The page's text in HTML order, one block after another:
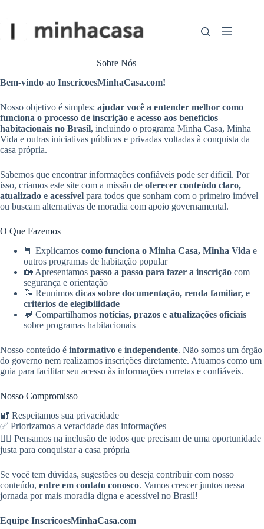
conteúdo
Sobre Nós
Bem-vindo ao InscricoesMinhaCasa.com!
Nosso objetivo é simples: ajudar você a entender melhor como
funciona o processo de inscrição e acesso aos benefícios
habitacionais no Brasil, incluindo o programa Minha Casa, Minha
Vida e outras iniciativas públicas e privadas voltadas à conquista da
casa própria.
Sabemos que encontrar informações confiáveis pode ser difícil. Por
isso, criamos este site com a missão de oferecer conteúdo claro,
atualizado e acessível para todos que sonham com o primeiro imóvel
ou buscam alternativas de moradia com apoio governamental.
O Que Fazemos
📘 Explicamos como funciona o Minha Casa, Minha Vida e
outros programas de habitação popular
🏡 Apresentamos passo a passo para fazer a inscrição com
segurança e orientação
📝 Reunimos dicas sobre documentação, renda familiar, e
critérios de elegibilidade
💬 Compartilhamos notícias, prazos e atualizações oficiais
sobre programas habitacionais
Nosso conteúdo é informativo e independente. Não somos um órgão
do governo nem realizamos inscrições diretamente. Atuamos como um
guia para facilitar seu acesso às informações corretas e confiáveis.
Nosso Compromisso
🔐 Respeitamos sua privacidade
✅ Priorizamos a veracidade das informações
🙋‍♀️ Pensamos na inclusão de todos que precisam de uma oportunidade
justa para conquistar a casa própria
Se você tem dúvidas, sugestões ou deseja contribuir com nosso
conteúdo, entre em contato conosco. Vamos crescer juntos nessa
jornada por mais moradia digna e acessível no Brasil!
Equipe InscricoesMinhaCasa.com